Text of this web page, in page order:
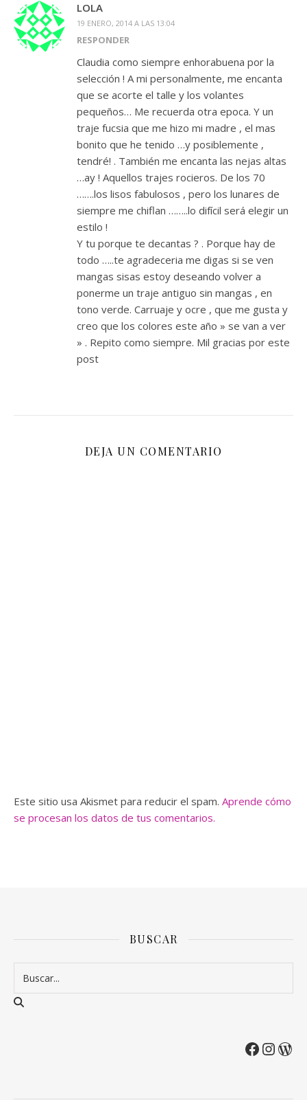
LOLA
19 ENERO, 2014 A LAS 13:04
RESPONDER
Claudia como siempre enhorabuena por la
selección ! A mi personalmente, me encanta
que se acorte el talle y los volantes
pequeños… Me recuerda otra epoca. Y un
traje fucsia que me hizo mi madre , el mas
bonito que he tenido …y posiblemente ,
tendré! . También me encanta las nejas altas
…ay ! Aquellos trajes rocieros. De los 70
…….los lisos fabulosos , pero los lunares de
siempre me chiflan ……..lo difícil será elegir un
estilo !
Y tu porque te decantas ? . Porque hay de
todo …..te agradeceria me digas si se ven
mangas sisas estoy deseando volver a
ponerme un traje antiguo sin mangas , en
tono verde. Carruaje y ocre , que me gusta y
creo que los colores este año » se van a ver
» . Repito como siempre. Mil gracias por este
post
DEJA UN COMENTARIO
Este sitio usa Akismet para reducir el spam. Aprende cómo
se procesan los datos de tus comentarios.
BUSCAR